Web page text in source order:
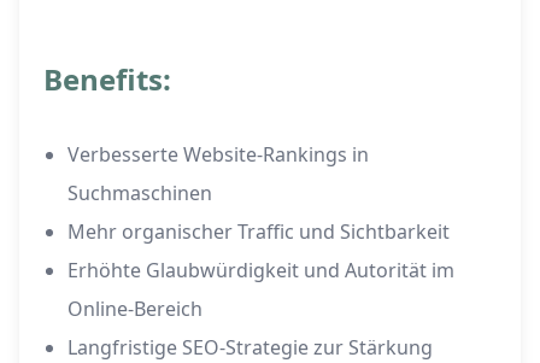
Benefits:
Verbesserte Website-Rankings in
Suchmaschinen
Mehr organischer Traffic und Sichtbarkeit
Erhöhte Glaubwürdigkeit und Autorität im
Online-Bereich
Langfristige SEO-Strategie zur Stärkung